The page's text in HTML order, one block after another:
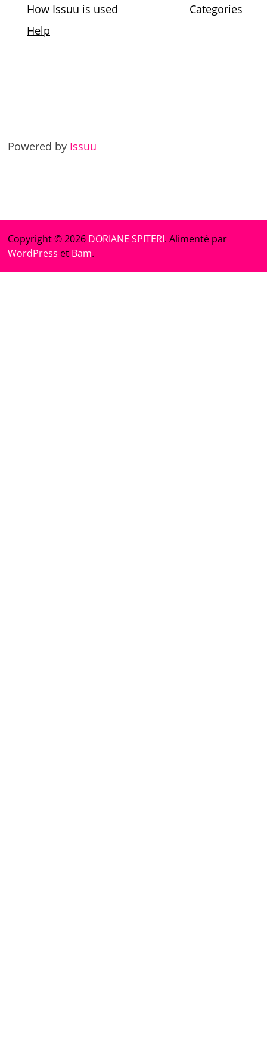
Powered by Issuu
Copyright © 2026 DORIANE SPITERI. Alimenté par
WordPress et Bam.